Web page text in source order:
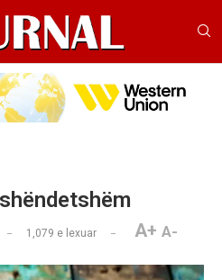
1,079 e lexuar A+ A-